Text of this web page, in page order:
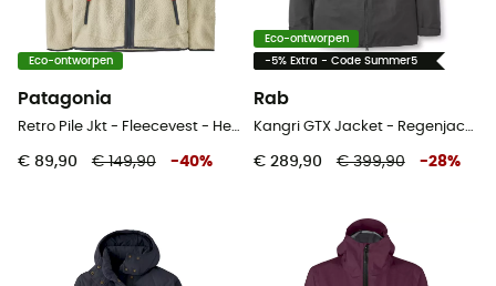
Eco-ontworpen
Patagonia
€ 89,90 € 149,90 -40%
Eco-ontworpen
-5% Extra - Code Summer5
Rab
€ 289,90 € 399,90 -28%